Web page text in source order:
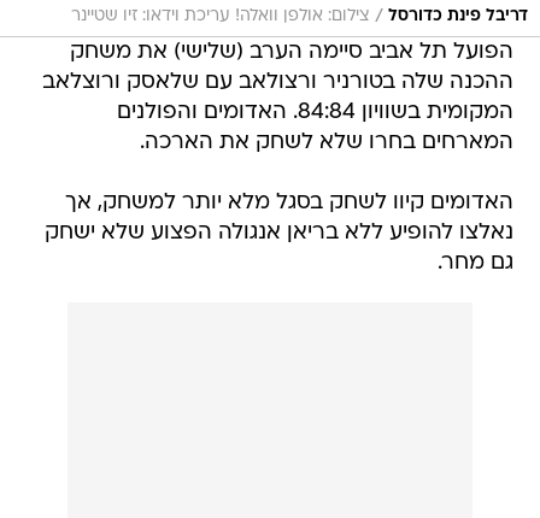
דריבל פינת כדורסל / צילום: אולפן וואלה! עריכת וידאו: זיו שטיינר
הפועל תל אביב סיימה הערב (שלישי) את משחק
ההכנה שלה בטורניר ורצולאב עם שלאסק ורוצלאב
המקומית בשוויון 84:84. האדומים והפולנים
המארחים בחרו שלא לשחק את הארכה.
האדומים קיוו לשחק בסגל מלא יותר למשחק, אך
נאלצו להופיע ללא בריאן אנגולה הפצוע שלא ישחק
גם מחר.